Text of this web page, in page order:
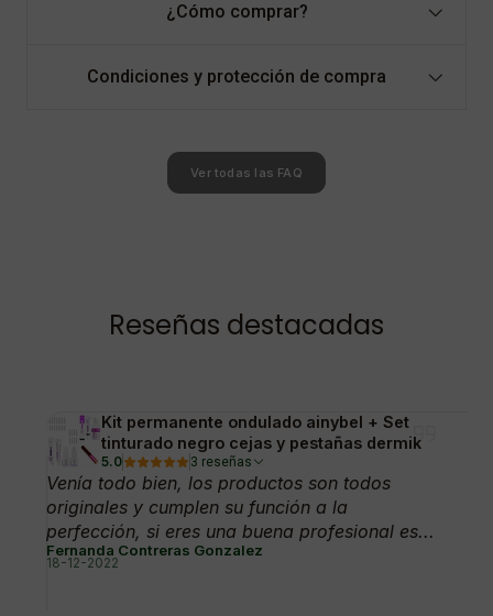
¿Cómo comprar?
Condiciones y protección de compra
Ver todas las FAQ
Reseñas destacadas
Kit permanente ondulado ainybel + Set
tinturado negro cejas y pestañas dermik
5.0 3 reseñas
Venía todo bien, los productos son todos
originales y cumplen su función a la
perfección, si eres una buena profesional es...
Fernanda Contreras Gonzalez
18-12-2022